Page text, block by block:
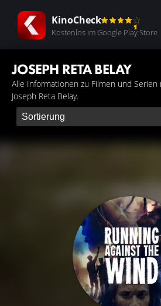
KinoCheck
Kostenlos im Google Play Store
JOSEPH RETA BELAY
Alle Informationen zu Filmen und
Joseph Reta Belay.